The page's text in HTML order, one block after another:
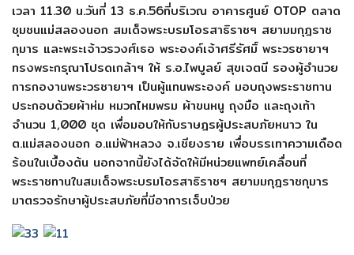
เวลา 11.30 น.วันที่ 13 ธ.ค.56ที่บริเวณ อาคารศูนย์ OTOP ตลาด
ชุมชนแม่สลองนอก สมเด็จพระบรมโอรสาธิราชฯ สยามมกุฎราช
กุมาร และพระเจ้าวรวงศ์เธอ พระองค์เจ้าศรีรัศมิ์ พระวรชายาฯ
ทรงพระกรุณาโปรดเกล้าฯ ให้ ร.อ.ไพบูลย์ สุขเจตนี รองผู้อำนวย
การกองานพระวรชายาฯ เป็นผู้แทนพระองค์ มอบถุงพระราชทาน
ประกอบด้วยผ้าห่ม หมวกไหมพรม ผ้าขนหนู ถุงมือ และถุงเท้า
จำนวน 1,000 ชุด เพื่อมอบให้กับราษฎรผู้ประสบภัยหนาว ใน
ต.แม่สลองนอก อ.แม่ฟ้าหลวง จ.เชียงราย เพื่อบรรเทาความเดือด
ร้อนในเบื้องต้น นอกจากนี้ยังได้จัดให้มีหน่วยแพทย์เคลื่อนที่
พระราชทานในสมเด็จพระบรมโอรสาธิราชฯ สยามมกุฎราชกุมาร
มาตรวจรักษาผู้ประสบภัยที่มีอาการเจ็บป่วย